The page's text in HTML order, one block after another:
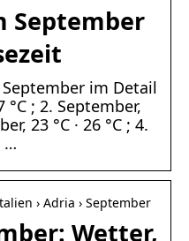
September
im Detail
°C ; 2. September,
23 °C · 26 °C ; 4.
…
› Adria › September
Wetter,